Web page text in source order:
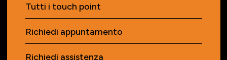
Tutti i touch point
Richiedi appuntamento
Richiedi assistenza